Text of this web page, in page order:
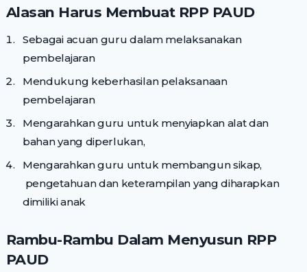
Alasan Harus Membuat RPP PAUD
Sebagai acuan guru dalam melaksanakan
pembelajaran
Mendukung keberhasilan pelaksanaan
pembelajaran
Mengarahkan guru untuk menyiapkan alat dan
bahan yang diperlukan,
Mengarahkan guru untuk membangun sikap,
pengetahuan dan keterampilan yang diharapkan
dimiliki anak
Rambu-Rambu Dalam Menyusun RPP
PAUD